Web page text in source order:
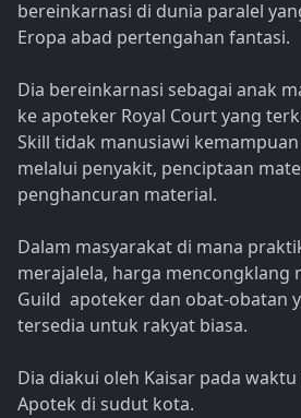
bereinkarnasi di dunia paralel
Eropa abad pertengahan fantasi.
Dia bereinkarnasi sebagai anak
ke apoteker Royal Court yang
Skill tidak manusiawi
melalui penyakit, penciptaan
penghancuran material.
Dalam masyarakat di mana
merajalela, harga mencongklang
Guild apoteker dan obat-obatan
tersedia untuk rakyat biasa.
Dia diakui oleh Kaisar pada
Apotek di sudut kota.